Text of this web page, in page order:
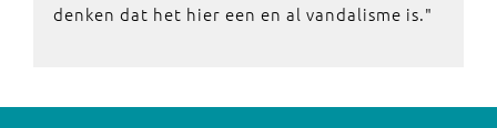
denken dat het hier een en al vandalisme is."